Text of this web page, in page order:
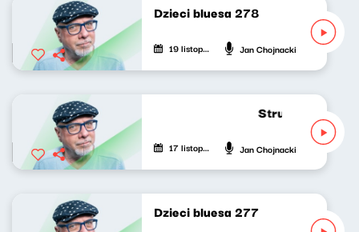
Dzieci bluesa 278
19 listopada 2025 Jan Chojnacki
Strumień
17 listopada 2025 Jan Chojnacki
Dzieci bluesa 277